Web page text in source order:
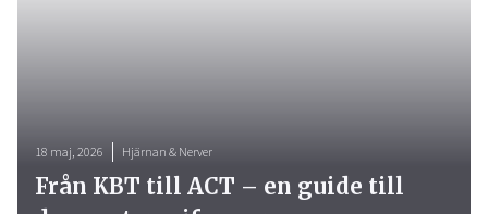
18 maj, 2026 Hjärnan & Nerver
Från KBT till ACT – en guide till